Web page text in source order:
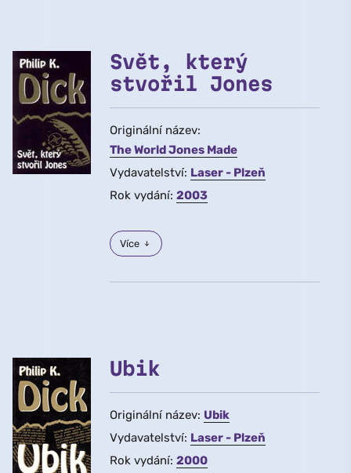
Svět, který
stvořil Jones
Originální název:
The World Jones Made
Vydavatelství: Laser - Plzeň
Rok vydání: 2003
Více
Ubik
Originální název: Ubik
Vydavatelství: Laser - Plzeň
Rok vydání: 2000